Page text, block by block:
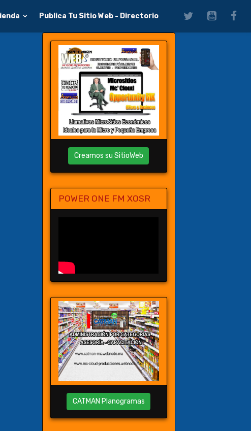
Publica Tu Sitio Web - Directorio
Creamos su SitioWeb
POWER ONE FM XOSR
CATMAN Planogramas